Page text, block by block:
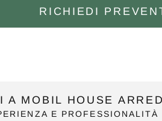
RICHIEDI
A MOBIL HOUSE
E PROFESSIONALITÀ